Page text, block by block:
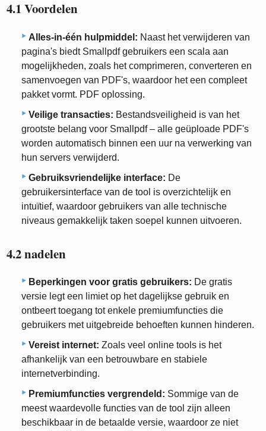
4.1 Voordelen
Alles-in-één hulpmiddel: Naast het verwijderen van
pagina's biedt Smallpdf gebruikers een scala aan
mogelijkheden, zoals het comprimeren, converteren en
samenvoegen van PDF's, waardoor het een compleet
pakket vormt. PDF oplossing.
Veilige transacties: Bestandsveiligheid is van het
grootste belang voor Smallpdf – alle geüploade PDF's
worden automatisch binnen een uur na verwerking van
hun servers verwijderd.
Gebruiksvriendelijke interface: De
gebruikersinterface van de tool is overzichtelijk en
intuïtief, waardoor gebruikers van alle technische
niveaus gemakkelijk taken soepel kunnen uitvoeren.
4.2 nadelen
Beperkingen voor gratis gebruikers: De gratis
versie legt een limiet op het dagelijkse gebruik en
ontbeert toegang tot enkele premiumfuncties die
gebruikers met uitgebreide behoeften kunnen hinderen.
Vereist internet: Zoals veel online tools is het
afhankelijk van een betrouwbare en stabiele
internetverbinding.
Premiumfuncties vergrendeld: Sommige van de
meest waardevolle functies van de tool zijn alleen
beschikbaar in de betaalde versie, waardoor ze niet